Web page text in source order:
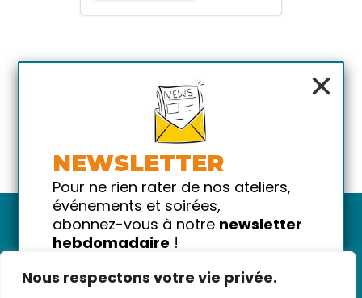
Nous respectons votre vie privée.
×
NEWSLETTER
Pour ne rien rater de nos ateliers,
événements et soirées,
abonnez-vous à notre newsletter
hebdomadaire !
!